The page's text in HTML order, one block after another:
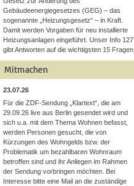
Gebäudeenergiegesetzes (GEG) – das
sogenannte „Heizungsgesetz“ – in Kraft.
Damit werden Vorgaben für neu installierte
Heizungsanlagen eingeführt. Unser Info 127
gibt Antworten auf die wichtigsten 15 Fragen.
Mitmachen
23.07.26
Für die ZDF-Sendung „Klartext“, die am
29.09.26 live aus Berlin gesendet wird und
sich u.a. mit dem Thema Wohnen befasst,
werden Personen gesucht, die von
Kürzungen des Wohngelds bzw. der
Problematik um bezahlbaren Wohnraum
betroffen sind und ihr Anliegen im Rahmen
der Sendung vorbringen möchten. Bei
Interesse bitte eine Mail an die zuständige